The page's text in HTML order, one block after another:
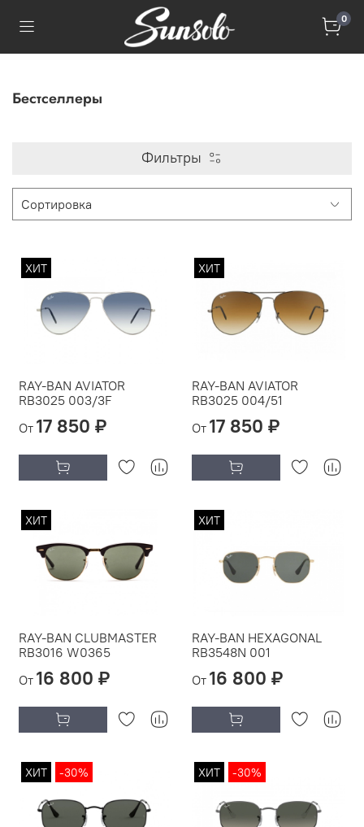
0
Бестселлеры
Фильтры
ХИТ
RAY-BAN AVIATOR
RB3025 003/3F
От 17 850 ₽
ХИТ
RAY-BAN AVIATOR
RB3025 004/51
От 17 850 ₽
ХИТ
RAY-BAN CLUBMASTER
RB3016 W0365
От 16 800 ₽
ХИТ
RAY-BAN HEXAGONAL
RB3548N 001
От 16 800 ₽
ХИТ -30% ХИТ -30%